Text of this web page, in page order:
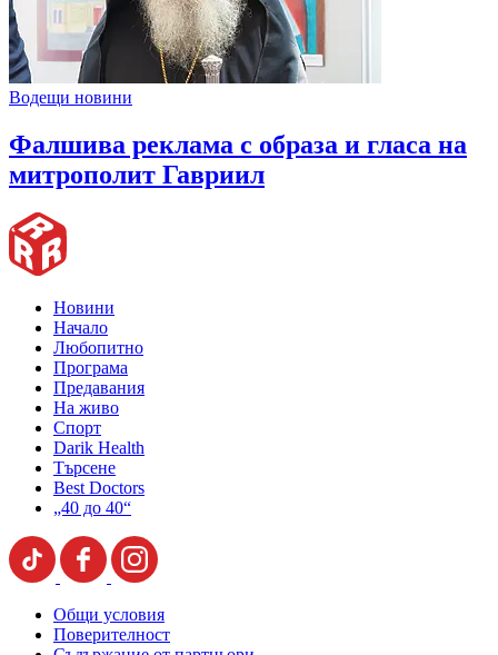
Водещи новини
Фалшива реклама с образа и гласа на
митрополит Гавриил
Новини
Начало
Любопитно
Програма
Предавания
На живо
Спорт
Darik Health
Търсене
Best Doctors
„40 до 40“
Общи условия
Поверителност